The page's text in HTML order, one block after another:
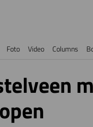
Foto Video Columns